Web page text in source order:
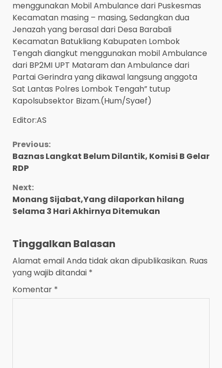
menggunakan Mobil Ambulance dari Puskesmas
Kecamatan masing – masing, Sedangkan dua
Jenazah yang berasal dari Desa Barabali
Kecamatan Batukliang Kabupaten Lombok
Tengah diangkut menggunakan mobil Ambulance
dari BP2MI UPT Mataram dan Ambulance dari
Partai Gerindra yang dikawal langsung anggota
Sat Lantas Polres Lombok Tengah” tutup
Kapolsubsektor Bizam.(Hum/Syaef)
Editor:AS
Continue
Reading
Previous:
Baznas Langkat Belum Dilantik, Komisi B Gelar
RDP
Next:
Monang Sijabat,Yang dilaporkan hilang
Selama 3 Hari Akhirnya Ditemukan
Tinggalkan Balasan
Alamat email Anda tidak akan dipublikasikan. Ruas
yang wajib ditandai *
Komentar *